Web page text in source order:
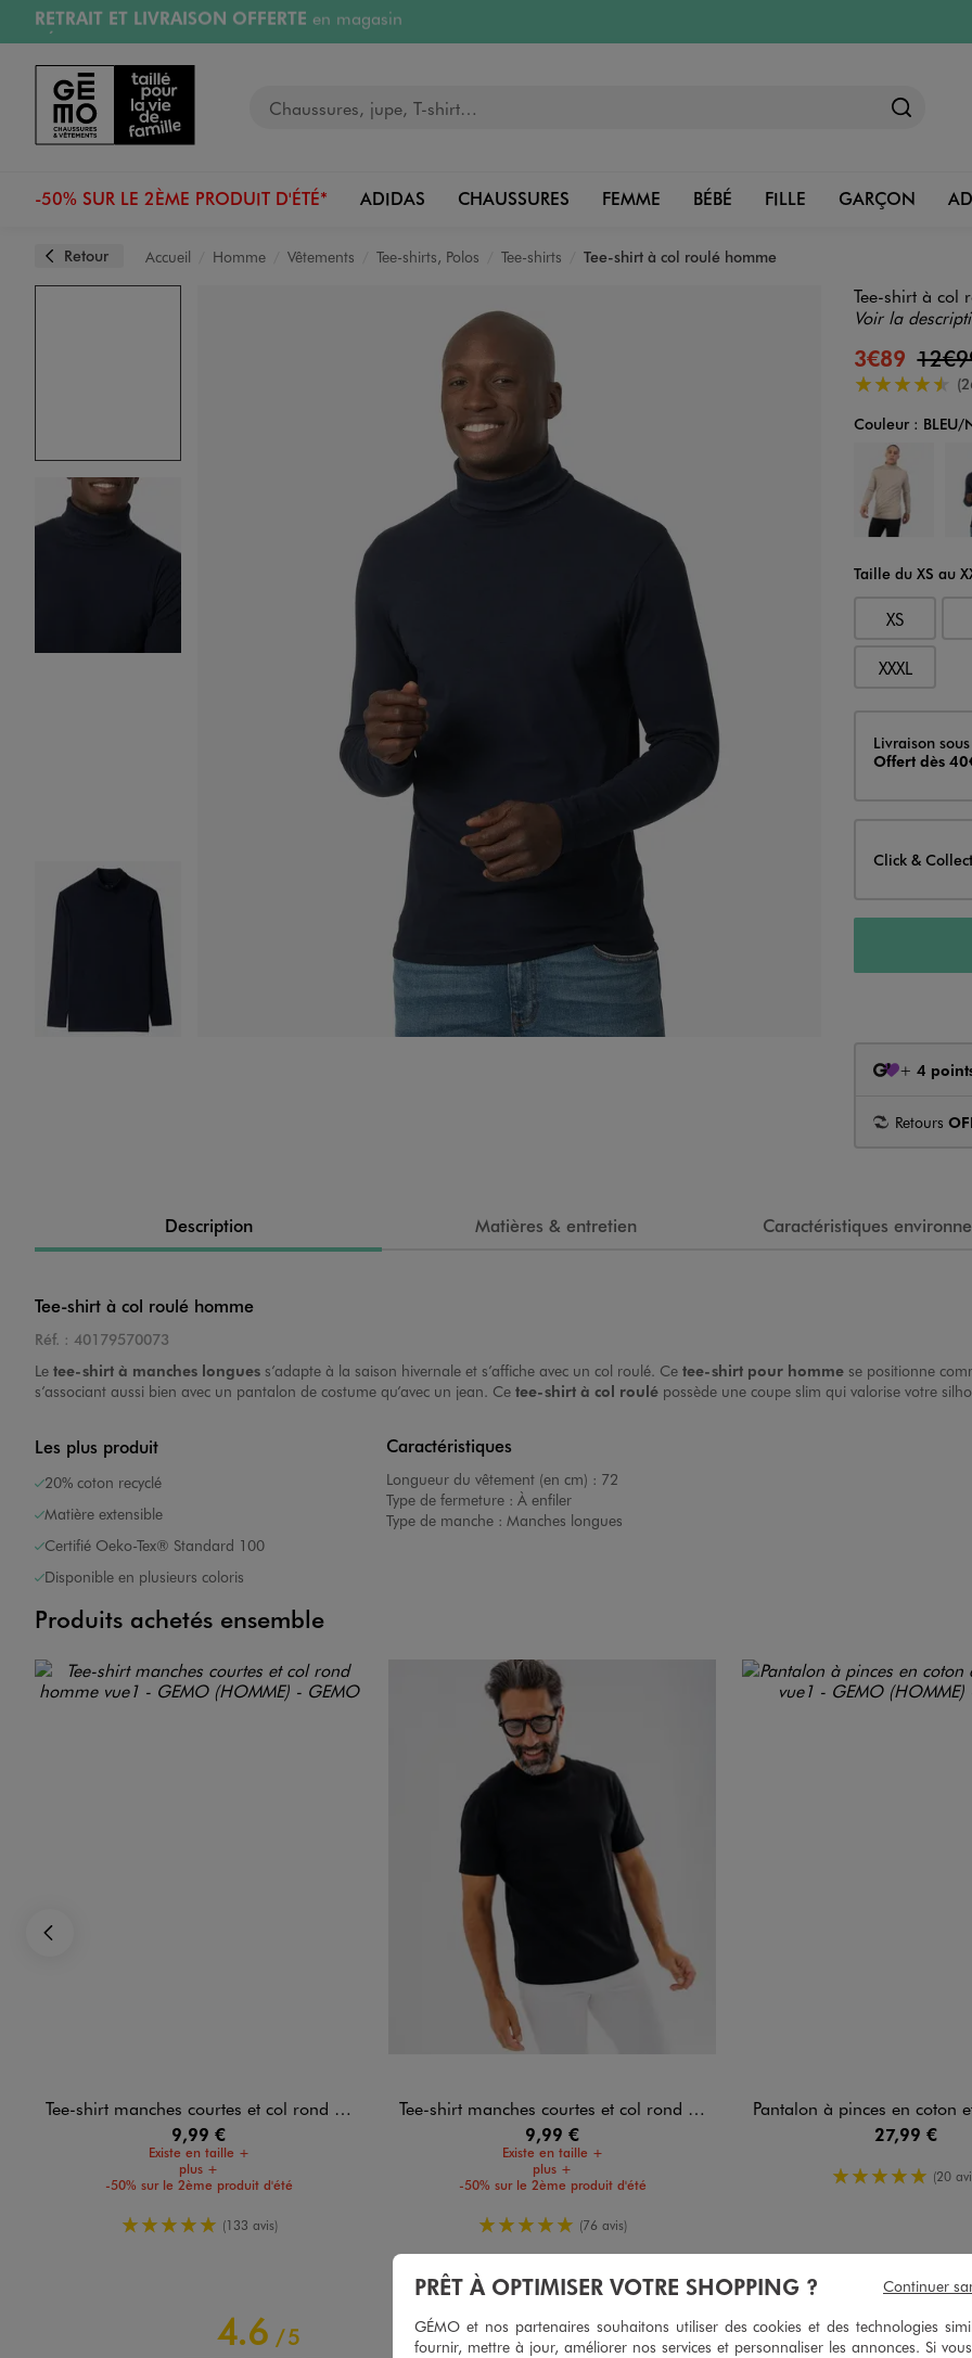
Aller au contenu principal
Aller à la navigation
RÉSERVATION GRATUITE4h en magasin
Retours OFFERTSpendant 30 jours
LIVRAISON OFFERTE
-50% SUR LE 2ÈME PRODUIT D'ÉTÉ* ADIDAS CHAUSSURES FEMME BÉBÉ FILLE GARÇON
Retour Accueil Homme Vêtements Tee-shirts, Polos Tee-shirts Tee-shirt à col roulé homme
Tee-shirt à col
Voir la
3€89
4.5/5 de
Couleur
Couleur : BLEU/
Choisissez votre
Taille du XS au
XS
XXXL
Livraison
Livraison
Offert dès
Click &
+ 4
Retours
Description Matières & entretien Caractéristiques
Tee-shirt à col roulé homme
Réf. : 40179570073
Le tee-shirt à manches longues s’adapte à la saison hivernale et s’affiche avec un col roulé. Ce tee-shirt pour homme se positionne
s’associant aussi bien avec un pantalon de costume qu’avec un jean. Ce tee-shirt à col roulé possède une coupe slim qui valorise votre
Les plus produit
20% coton recyclé
Matière extensible
Certifié Oeko-Tex® Standard 100
Disponible en plusieurs coloris
Caractéristiques
Longueur du vêtement (en cm) : 72
Type de fermeture : À enfiler
Type de manche : Manches longues
Produits achetés ensemble
Tee-shirt manches courtes et col rond homme
9,99 €
Existe en taille +
plus +
-50% sur le 2ème produit d'été
5/5 de moyenne
(133 avis)
Tee-shirt manches courtes et col rond homme
9,99 €
Existe en taille +
plus +
-50% sur le 2ème produit d'été
5/5 de moyenne
(76 avis)
Pantalon à pinces en coton et
27,99 €
5/5 de
(20
4.6/5 5 /5
PRÊT À OPTIMISER VOTRE SHOPPING ?
GÉMO et nos partenaires souhaitons utiliser des cookies et des technologies
fournir, mettre à jour, améliorer nos services et personnaliser les annonces. Si
Continuer